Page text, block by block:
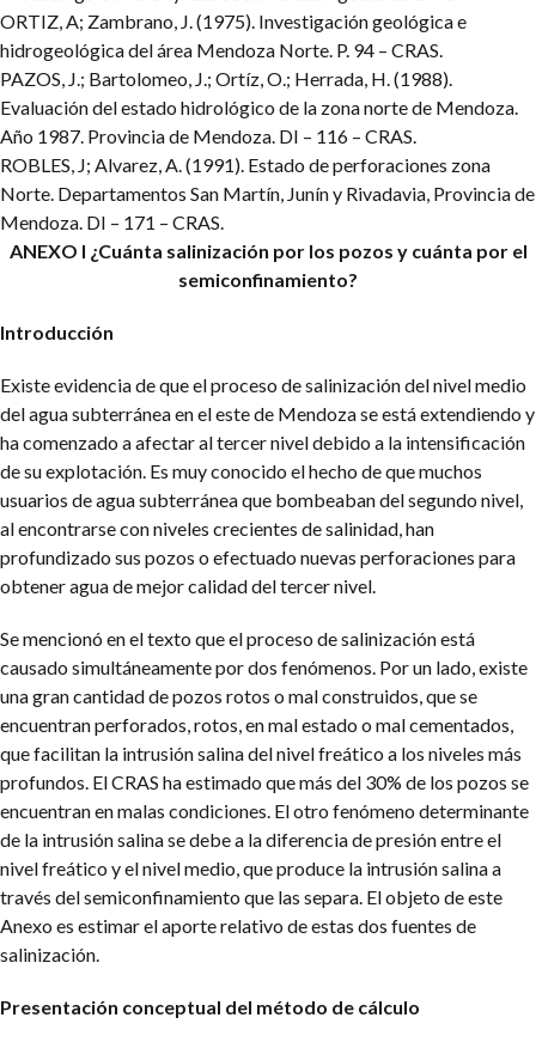
ORTIZ, A; Zambrano, J. (1975). Investigación geológica e
hidrogeológica del área Mendoza Norte. P. 94 – CRAS.
PAZOS, J.; Bartolomeo, J.; Ortíz, O.; Herrada, H. (1988).
Evaluación del estado hidrológico de la zona norte de Mendoza.
Año 1987. Provincia de Mendoza. DI – 116 – CRAS.
ROBLES, J; Alvarez, A. (1991). Estado de perforaciones zona
Norte. Departamentos San Martín, Junín y Rivadavia, Provincia de
Mendoza. DI – 171 – CRAS.
ANEXO I ¿Cuánta salinización por los pozos y cuánta por el
semiconfinamiento?
Introducción
Existe evidencia de que el proceso de salinización del nivel medio
del agua subterránea en el este de Mendoza se está extendiendo y
ha comenzado a afectar al tercer nivel debido a la intensificación
de su explotación. Es muy conocido el hecho de que muchos
usuarios de agua subterránea que bombeaban del segundo nivel,
al encontrarse con niveles crecientes de salinidad, han
profundizado sus pozos o efectuado nuevas perforaciones para
obtener agua de mejor calidad del tercer nivel.
Se mencionó en el texto que el proceso de salinización está
causado simultáneamente por dos fenómenos. Por un lado, existe
una gran cantidad de pozos rotos o mal construidos, que se
encuentran perforados, rotos, en mal estado o mal cementados,
que facilitan la intrusión salina del nivel freático a los niveles más
profundos. El CRAS ha estimado que más del 30% de los pozos se
encuentran en malas condiciones. El otro fenómeno determinante
de la intrusión salina se debe a la diferencia de presión entre el
nivel freático y el nivel medio, que produce la intrusión salina a
través del semiconfinamiento que las separa. El objeto de este
Anexo es estimar el aporte relativo de estas dos fuentes de
salinización.
Presentación conceptual del método de cálculo